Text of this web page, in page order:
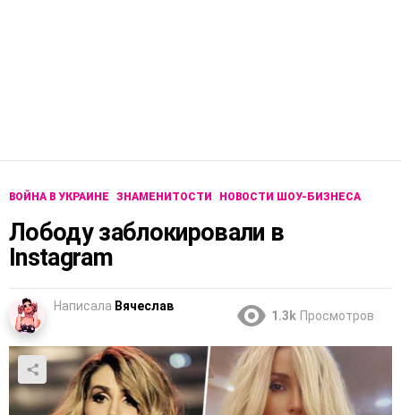
ВОЙНА В УКРАИНЕ ЗНАМЕНИТОСТИ НОВОСТИ ШОУ-БИЗНЕСА
Лободу заблокировали в
Instagram
Написала Вячеслав
1.3k Просмотров